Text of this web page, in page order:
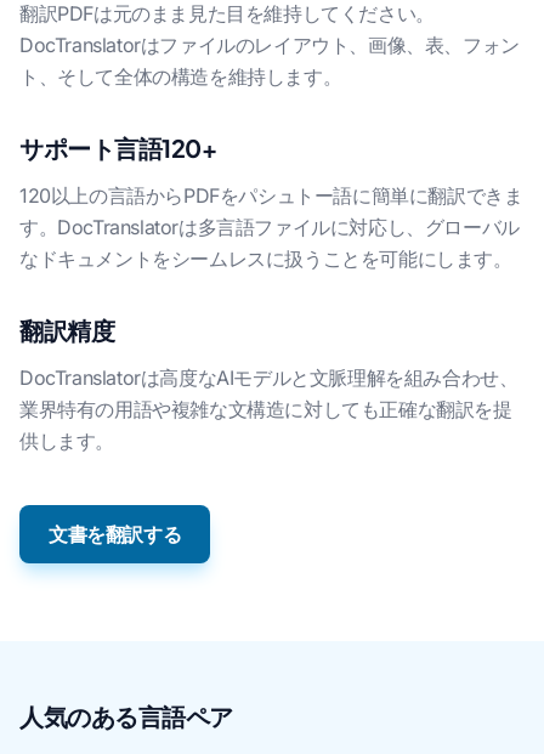
翻訳PDFは元のまま見た目を維持してください。
DocTranslatorはファイルのレイアウト、画像、表、フォン
ト、そして全体の構造を維持します。
サポート言語120+
120以上の言語からPDFをパシュトー語に簡単に翻訳できま
す。DocTranslatorは多言語ファイルに対応し、グローバル
なドキュメントをシームレスに扱うことを可能にします。
翻訳精度
DocTranslatorは高度なAIモデルと文脈理解を組み合わせ、
業界特有の用語や複雑な文構造に対しても正確な翻訳を提
供します。
文書を翻訳する
人気のある言語ペア